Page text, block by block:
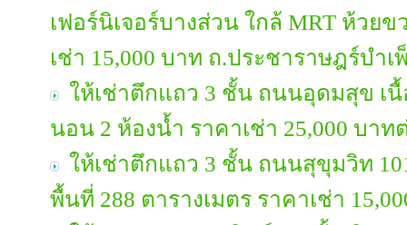
เฟอร์นิเจอร์บางส่วน ใกล้ MRT ห้วยข
เช่า 15,000 บาท ถ.ประชาราษฎร์บำ
ให้เช่าตึกแถว 3 ชั้น ถนนอุดมสุข เนื้
นอน 2 ห้องน้ำ ราคาเช่า 25,000 บาท
ให้เช่าตึกแถว 3 ชั้น ถนนสุขุมวิท
พื้นที่ 288 ตารางเมตร ราคาเช่า